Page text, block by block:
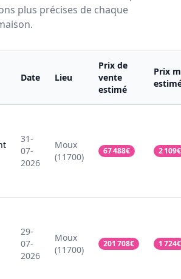
plus précises de chaque
Date Lieu
Prix de
vente
estimé
Prix
31-
07-
2026
Moux
(11700)
67 488€ 2 109€
29-
07-
2026
Moux
(11700)
201 708€ 1 724€